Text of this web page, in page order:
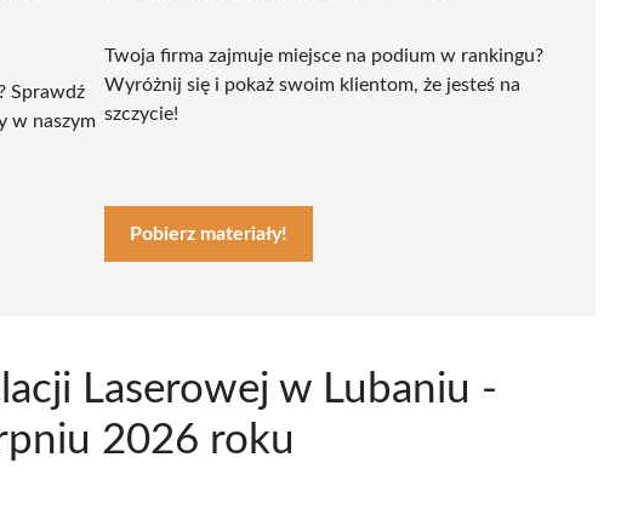
Sprawdź
w naszym
Twoja firma zajmuje miejsce na podium w rankingu?
Wyróżnij się i pokaż swoim klientom, że jesteś na
szczycie!
Pobierz materiały!
Laserowej w Lubaniu -
2026 roku